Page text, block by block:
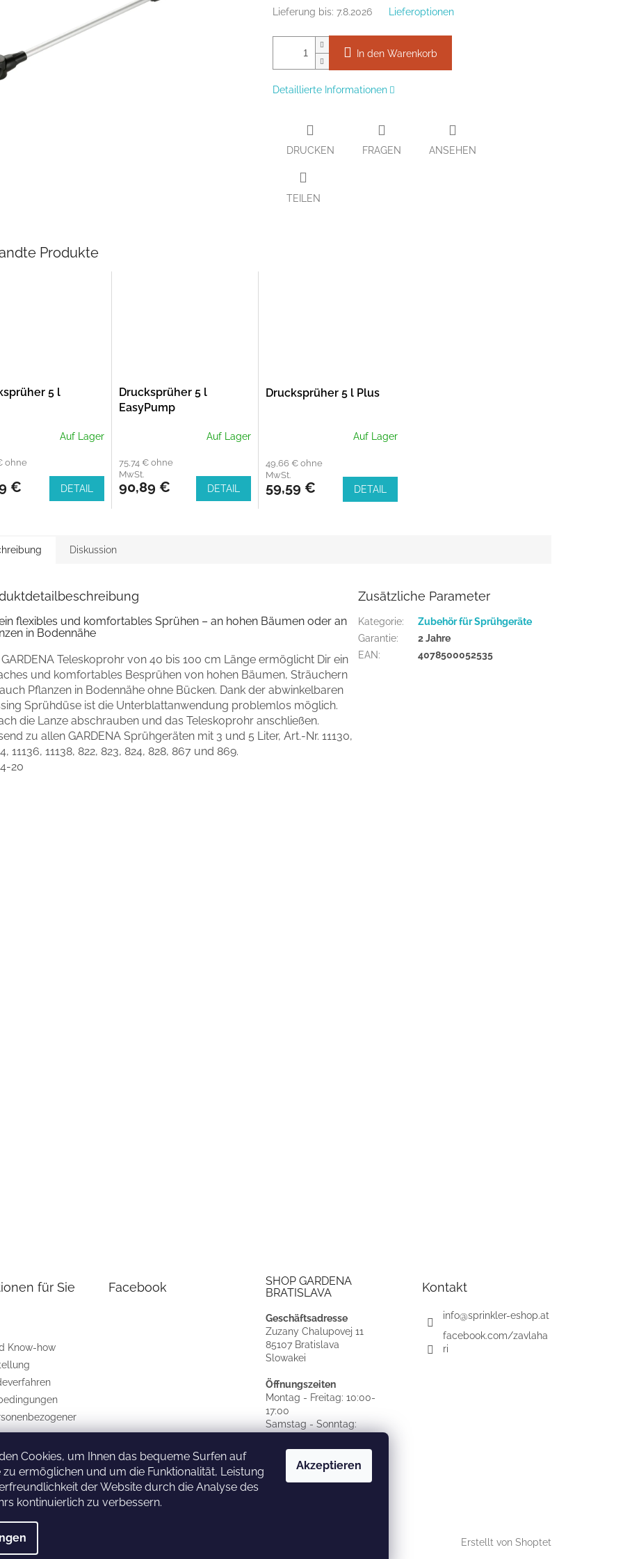
Cookies, um Ihnen das bequeme Surfen auf
zu ermöglichen und um die Funktionalität, Leistung
der Website durch die Analyse des
kontinuierlich zu verbessern.
Akzeptieren
Lieferung bis: 7.8.2026 Lieferoptionen
In den Warenkorb
Detaillierte Informationen
DRUCKEN FRAGEN ANSEHEN
TEILEN
Produkte
5 l
Auf Lager
ohne
€ DETAIL
Drucksprüher 5 l
EasyPump
Auf Lager
75,74 € ohne
MwSt.
90,89 € DETAIL
Drucksprüher 5 l Plus
Auf Lager
49,66 € ohne
MwSt.
59,59 € DETAIL
Diskussion
flexibles und komfortables Sprühen – an hohen Bäumen oder an
in Bodennähe
GARDENA Teleskoprohr von 40 bis 100 cm Länge ermöglicht Dir ein
und komfortables Besprühen von hohen Bäumen, Sträuchern
Pflanzen in Bodennähe ohne Bücken. Dank der abwinkelbaren
Sprühdüse ist die Unterblattanwendung problemlos möglich.
die Lanze abschrauben und das Teleskoprohr anschließen.
zu allen GARDENA Sprühgeräten mit 3 und 5 Liter, Art.-Nr. 11130,
11136, 11138, 822, 823, 824, 828, 867 und 869.
20
Zusätzliche Parameter
Kategorie:
Zubehör für Sprühgeräte
Garantie:
2 Jahre
EAN: 4078500052535
für Sie
Know-how
Facebook
SHOP GARDENA
BRATISLAVA
Geschäftsadresse
Zuzany Chalupovej 11
85107 Bratislava
Slowakei
Öffnungszeiten
Montag - Freitag: 10:00-
17:00
Samstag - Sonntag:
SK
Kontakt
info@sprinkler-eshop.at
facebook.com/zavlaha
ri
Erstellt von Shoptet